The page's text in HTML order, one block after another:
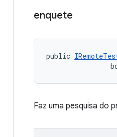
enquete
public
Faz uma pesquisa do